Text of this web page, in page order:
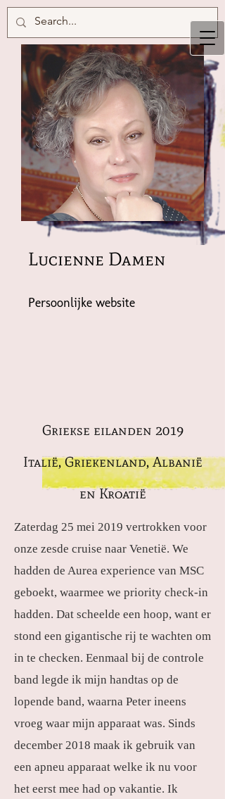
Lucienne Damen
Persoonlijke website
Griekse eilanden 2019
Italië, Griekenland, Albanië
en Kroatië
Zaterdag 25 mei 2019 vertrokken voor
onze zesde cruise naar Venetië. We
hadden de Aurea experience van MSC
geboekt, waarmee we priority check-in
hadden. Dat scheelde een hoop, want er
stond een gigantische rij te wachten om
in te checken. Eenmaal bij de controle
band legde ik mijn handtas op de
lopende band, waarna Peter ineens
vroeg waar mijn apparaat was. Sinds
december 2018 maak ik gebruik van
een apneu apparaat welke ik nu voor
het eerst mee had op vakantie. Ik